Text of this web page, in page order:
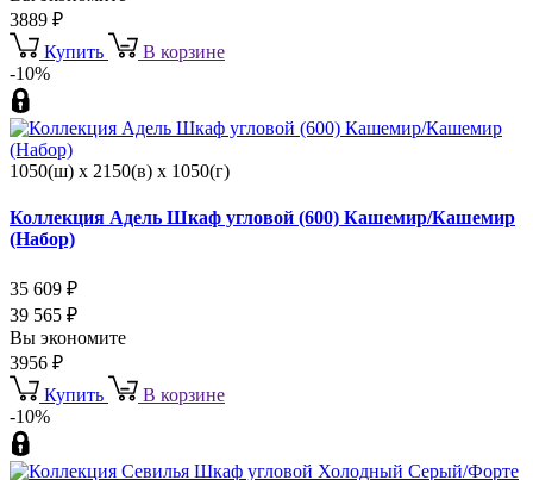
3889 ₽
Купить
В корзине
-10%
1050(ш) x 2150(в) x 1050(г)
Коллекция Адель Шкаф угловой (600) Кашемир/Кашемир
(Набор)
35 609 ₽
39 565 ₽
Вы экономите
3956 ₽
Купить
В корзине
-10%